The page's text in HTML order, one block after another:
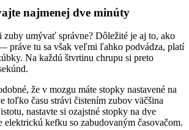
najmenej dve minúty
zuby umývať správne? Dôležité je aj to, ako
práve tu sa však veľmi ľahko podvádza, platí
Na každú štvrtinu chrupu si preto
že v mozgu máte stopky nastavené na
toľko času strávi čistením zubov väčšina
nastavte si ozajstné stopky na dve
elektrickú kefku so zabudovaným časovačom.